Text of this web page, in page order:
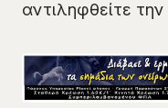
αντιληφθείτε